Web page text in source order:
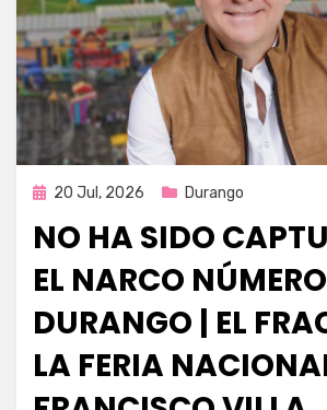
Publicada
20 Jul, 2026 Durango
NO HA SIDO
EL NARCO
DURANGO | EL
LA FERIA